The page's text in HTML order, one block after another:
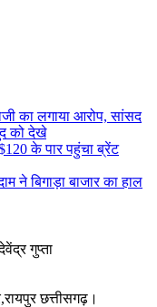
का लगाया आरोप, सांसद
को देखे
के पार पहुंचा ब्रेंट
ने बिगाड़ा बाजार का हाल
गुप्ता
छत्तीसगढ़।